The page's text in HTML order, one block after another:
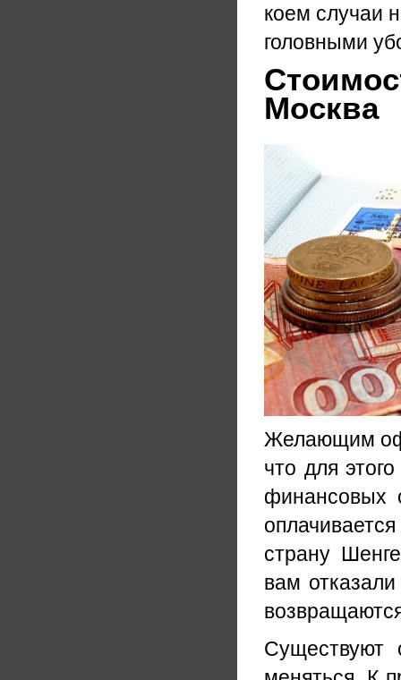
коем случаи
головными
Москва
Желающим
что для
финансовых
страну
вам
Существуют